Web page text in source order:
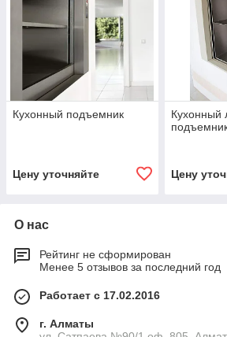
Кухонный подъемник
Цену уточняйте
Кухонный
Цену
О нас
Рейтинг не сформирован
Менее 5 отзывов за последний год
Работает с 17.02.2016
г. Алматы